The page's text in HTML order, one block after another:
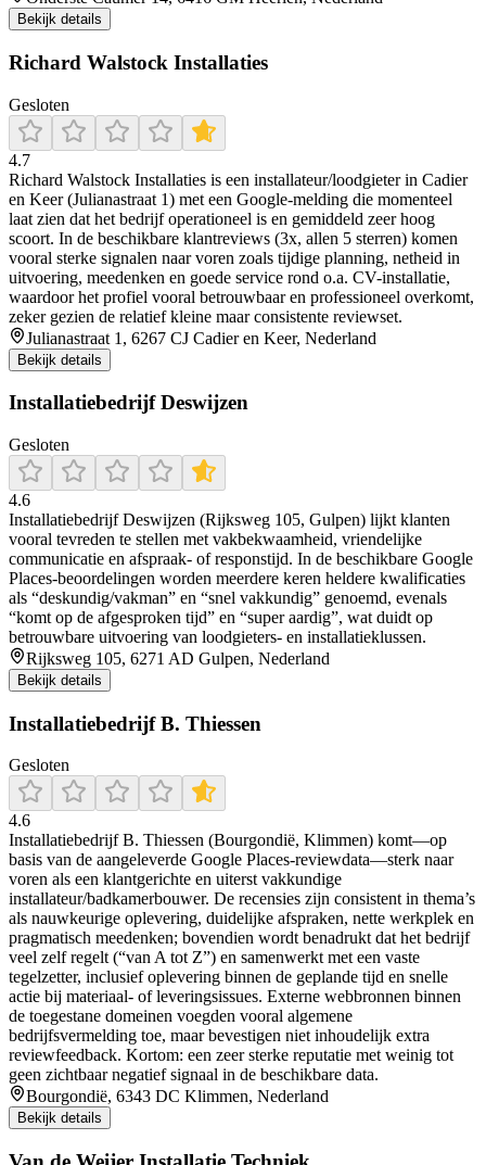
Bekijk details
Richard Walstock Installaties
Gesloten
4.7
Richard Walstock Installaties is een installateur/loodgieter in Cadier
en Keer (Julianastraat 1) met een Google-melding die momenteel
laat zien dat het bedrijf operationeel is en gemiddeld zeer hoog
scoort. In de beschikbare klantreviews (3x, allen 5 sterren) komen
vooral sterke signalen naar voren zoals tijdige planning, netheid in
uitvoering, meedenken en goede service rond o.a. CV-installatie,
waardoor het profiel vooral betrouwbaar en professioneel overkomt,
zeker gezien de relatief kleine maar consistente reviewset.
Julianastraat 1, 6267 CJ Cadier en Keer, Nederland
Bekijk details
Installatiebedrijf Deswijzen
Gesloten
4.6
Installatiebedrijf Deswijzen (Rijksweg 105, Gulpen) lijkt klanten
vooral tevreden te stellen met vakbekwaamheid, vriendelijke
communicatie en afspraak- of responstijd. In de beschikbare Google
Places-beoordelingen worden meerdere keren heldere kwalificaties
als “deskundig/vakman” en “snel vakkundig” genoemd, evenals
“komt op de afgesproken tijd” en “super aardig”, wat duidt op
betrouwbare uitvoering van loodgieters- en installatieklussen.
Rijksweg 105, 6271 AD Gulpen, Nederland
Bekijk details
Installatiebedrijf B. Thiessen
Gesloten
4.6
Installatiebedrijf B. Thiessen (Bourgondië, Klimmen) komt—op
basis van de aangeleverde Google Places-reviewdata—sterk naar
voren als een klantgerichte en uiterst vakkundige
installateur/badkamerbouwer. De recensies zijn consistent in thema’s
als nauwkeurige oplevering, duidelijke afspraken, nette werkplek en
pragmatisch meedenken; bovendien wordt benadrukt dat het bedrijf
veel zelf regelt (“van A tot Z”) en samenwerkt met een vaste
tegelzetter, inclusief oplevering binnen de geplande tijd en snelle
actie bij materiaal- of leveringsissues. Externe webbronnen binnen
de toegestane domeinen voegden vooral algemene
bedrijfsvermelding toe, maar bevestigen niet inhoudelijk extra
reviewfeedback. Kortom: een zeer sterke reputatie met weinig tot
geen zichtbaar negatief signaal in de beschikbare data.
Bourgondië, 6343 DC Klimmen, Nederland
Bekijk details